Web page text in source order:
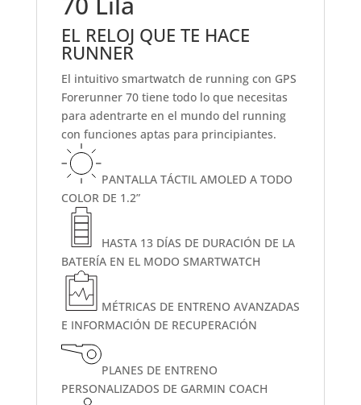
EL RELOJ QUE TE HACE
RUNNER
El intuitivo smartwatch de running con GPS
Forerunner 70 tiene todo lo que necesitas
para adentrarte en el mundo del running
con funciones aptas para principiantes.
PANTALLA TÁCTIL AMOLED A TODO
COLOR DE 1.2”
HASTA 13 DÍAS DE DURACIÓN DE LA
BATERÍA EN EL MODO SMARTWATCH
MÉTRICAS DE ENTRENO AVANZADAS
E INFORMACIÓN DE RECUPERACIÓN
PLANES DE ENTRENO
PERSONALIZADOS DE GARMIN COACH